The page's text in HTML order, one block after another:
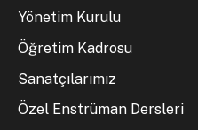
Yönetim Kurulu
Öğretim Kadrosu
Sanatçılarımız
Özel Enstrüman Dersleri